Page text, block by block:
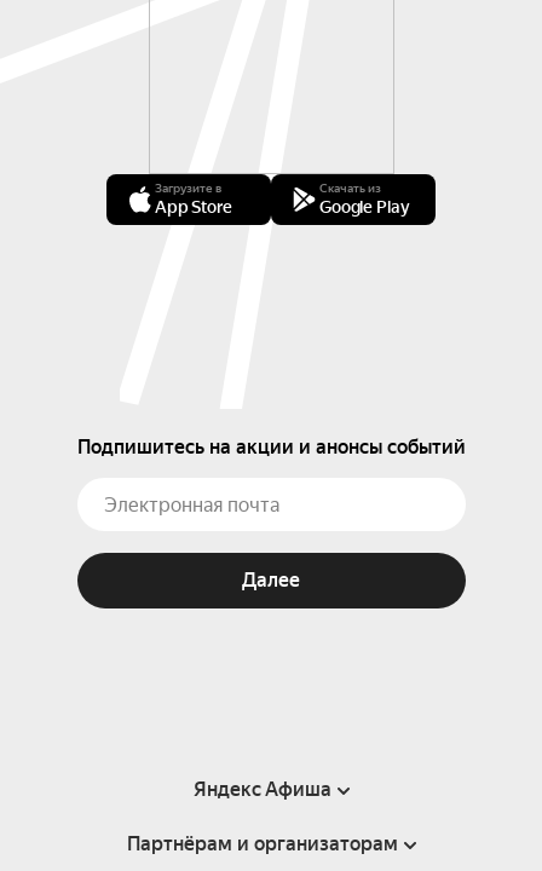
Загрузите в
App Store
Скачать из
Google Play
Подпишитесь на акции и анонсы событий
Далее
Яндекс Афиша
Справка
Партнёрам и организаторам